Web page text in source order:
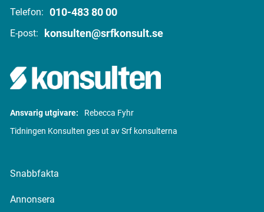
Telefon: 010-483 80 00
E-post: konsulten@srfkonsult.se
Ansvarig utgivare:
Rebecca Fyhr
Tidningen Konsulten ges ut av Srf konsulterna
Snabbfakta
Annonsera